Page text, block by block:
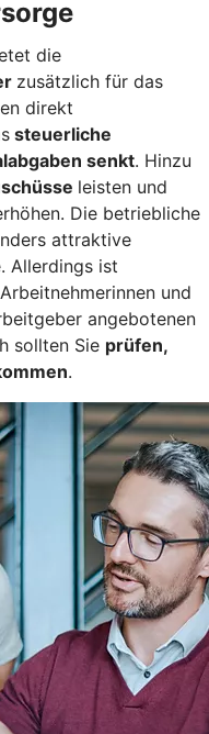
die
zusätzlich für das
direkt
steuerliche
senkt. Hinzu
leisten und
Die betriebliche
attraktive
Allerdings ist
und
angebotenen
sollten Sie prüfen,
.